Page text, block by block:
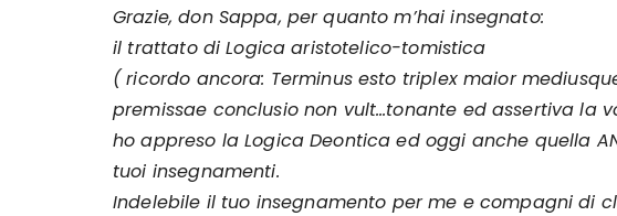
Grazie, don Sappa, per quanto m’hai insegnato:
il trattato di Logica aristotelico-tomistica
( ricordo ancora: Terminus esto triplex maior
premissae conclusio non vult…tonante ed assertiva la
ho appreso la Logica Deontica ed oggi anche quella
tuoi insegnamenti.
Indelebile il tuo insegnamento per me e compagni di